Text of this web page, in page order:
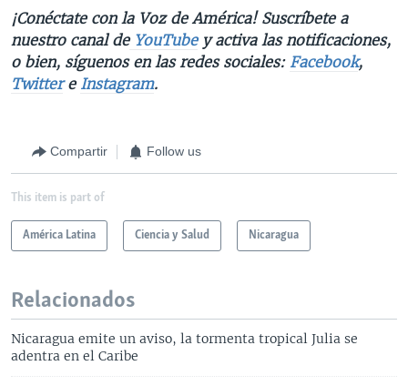
¡Conéctate con la Voz de América! Suscríbete a
nuestro canal deYouTubey activa las notificaciones,
o bien, síguenos en las redes sociales: Facebook,
Twittere Instagram.
Compartir Follow us
This item is part of
América Latina Ciencia y Salud Nicaragua
Relacionados
Nicaragua emite un aviso, la tormenta tropical Julia se
adentra en el Caribe